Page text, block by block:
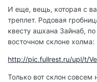
И еще, вещь, которая с
треплет. Родовая
квесту ашхана Зайнаб,
восточном склоне холма:
http://pic.fullrest.ru/upl/t/
Только вот склон совсем